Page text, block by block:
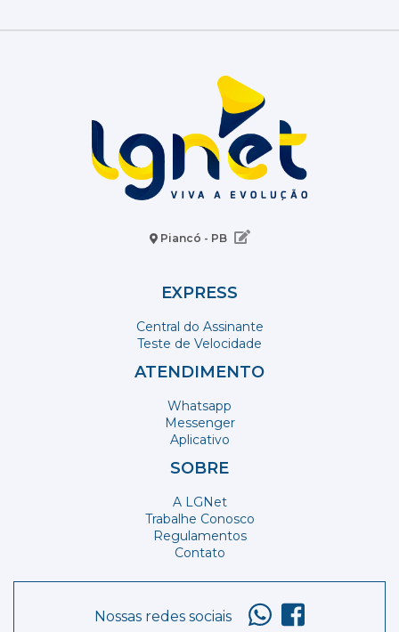
Piancó - PB
EXPRESS
Central do Assinante
Teste de Velocidade
ATENDIMENTO
Whatsapp
Messenger
Aplicativo
SOBRE
A LGNet
Trabalhe Conosco
Regulamentos
Contato
Nossas redes sociais